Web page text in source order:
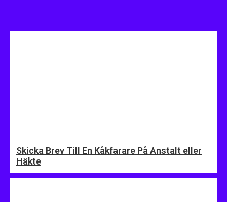
Skicka Brev Till En Kåkfarare På Anstalt eller
Häkte